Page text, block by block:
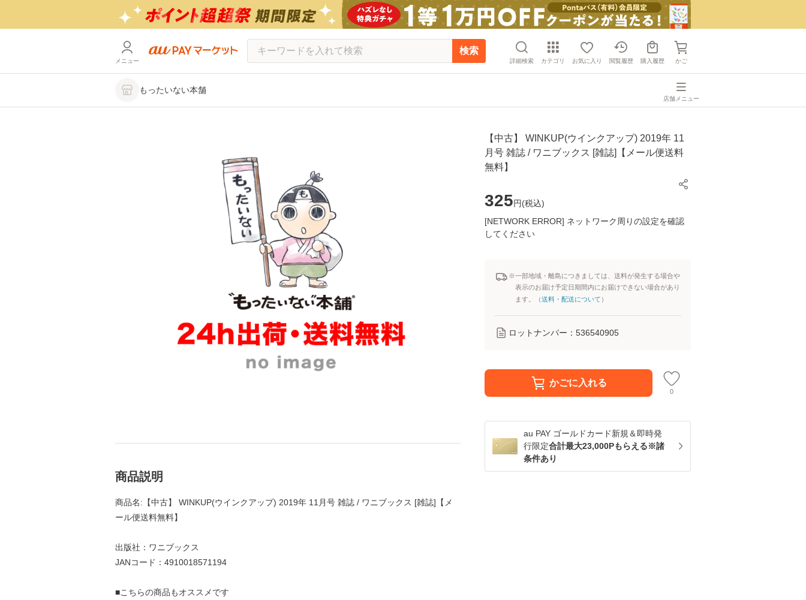
メニュー
検索
詳細検索 カテゴリ お気に入り 閲覧履歴 購入履歴 かご
もったいない本舗
店舗メニュー
【中古】 WINKUP(ウインクアップ) 2019年 11
月号 雑誌 / ワニブックス [雑誌]【メール便送料
無料】
325円(税込)
[NETWORK ERROR] ネットワーク周りの設定を確認
してください
※一部地域・離島につきましては、送料が発生する場合や
表示のお届け予定日期間内にお届けできない場合があり
ます。（送料・配送について ）
ロットナンバー： 536540905
かごに入れる
0
au PAY ゴールドカード新規＆即時発
行限定合計最大23,000Pもらえる※諸
条件あり
商品説明
商品名:【中古】 WINKUP(ウインクアップ) 2019年 11月号 雑誌 / ワニブックス [雑誌]【メ
ール便送料無料】
出版社：ワニブックス
JANコード：4910018571194
■こちらの商品もオススメです